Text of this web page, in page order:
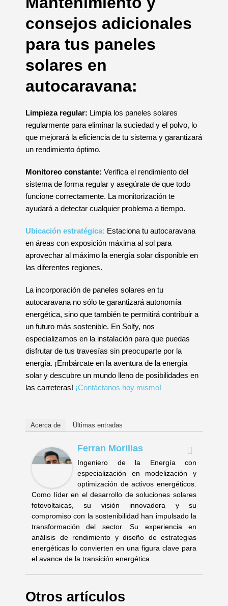
consejos adicionales
para tus paneles
solares en
autocaravana:
Limpieza regular: Limpia los paneles solares
regularmente para eliminar la suciedad y el polvo, lo
que mejorará la eficiencia de tu sistema y garantizará
un rendimiento óptimo.
Monitoreo constante: Verifica el rendimiento del
sistema de forma regular y asegúrate de que todo
funcione correctamente. La monitorización te
ayudará a detectar cualquier problema a tiempo.
Ubicación estratégica: Estaciona tu autocaravana
en áreas con exposición máxima al sol para
aprovechar al máximo la energía solar disponible en
las diferentes regiones.
La incorporación de paneles solares en tu
autocaravana no sólo te garantizará autonomía
energética, sino que también te permitirá contribuir a
un futuro más sostenible. En Solfy, nos
especializamos en la instalación para que puedas
disfrutar de tus travesías sin preocuparte por la
energía. ¡Embárcate en la aventura de la energía
solar y descubre un mundo lleno de posibilidades en
las carreteras! ¡Contáctanos hoy mismo!
Acerca de Últimas entradas
Ferran Morillas
Ingeniero de la Energía con
especialización en modelización y
optimización de activos energéticos.
Como líder en el desarrollo de soluciones solares
fotovoltaicas, su visión innovadora y su
compromiso con la sostenibilidad han impulsado la
transformación del sector. Su experiencia en
análisis de rendimiento y diseño de estrategias
energéticas lo convierten en una figura clave para
el avance de la transición energética.
Otros artículos